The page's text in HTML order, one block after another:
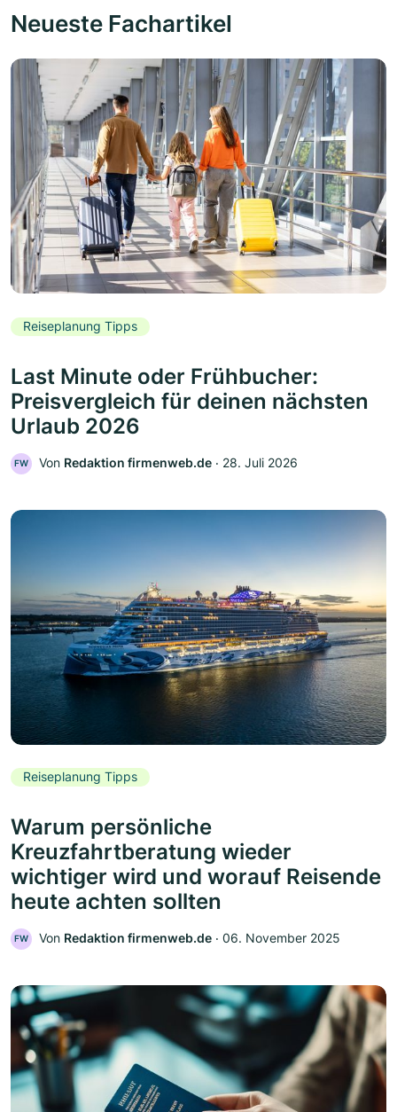
Neueste Fachartikel
Reiseplanung Tipps
Last Minute oder Frühbucher:
Preisvergleich für deinen nächsten
Urlaub 2026
FW Von Redaktion firmenweb.de ‧ 28. Juli 2026
Reiseplanung Tipps
Warum persönliche
Kreuzfahrtberatung wieder
wichtiger wird und worauf Reisende
heute achten sollten
FW Von Redaktion firmenweb.de ‧ 06. November 2025